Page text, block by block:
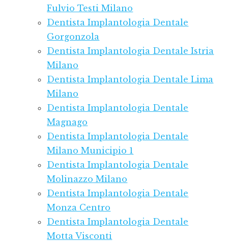
Fulvio Testi Milano
Dentista Implantologia Dentale
Gorgonzola
Dentista Implantologia Dentale Istria
Milano
Dentista Implantologia Dentale Lima
Milano
Dentista Implantologia Dentale
Magnago
Dentista Implantologia Dentale
Milano Municipio 1
Dentista Implantologia Dentale
Molinazzo Milano
Dentista Implantologia Dentale
Monza Centro
Dentista Implantologia Dentale
Motta Visconti